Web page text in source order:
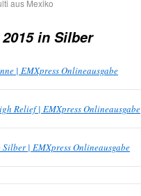
aus Mexiko
in Silber
| EMXpress Onlineausgabe
Relief | EMXpress Onlineausgabe
| EMXpress Onlineausgabe